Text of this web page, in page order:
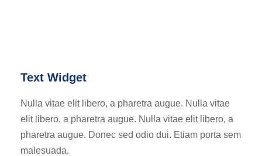
Text Widget
Nulla vitae elit libero, a pharetra augue. Nulla vitae
elit libero, a pharetra augue. Nulla vitae elit libero, a
pharetra augue. Donec sed odio dui. Etiam porta sem
malesuada.